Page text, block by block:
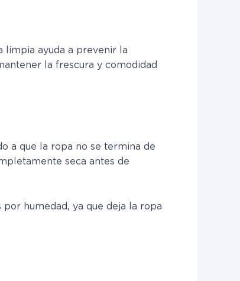
limpia ayuda a prevenir la
la frescura y comodidad
a que la ropa no se termina de
seca antes de
humedad, ya que deja la ropa